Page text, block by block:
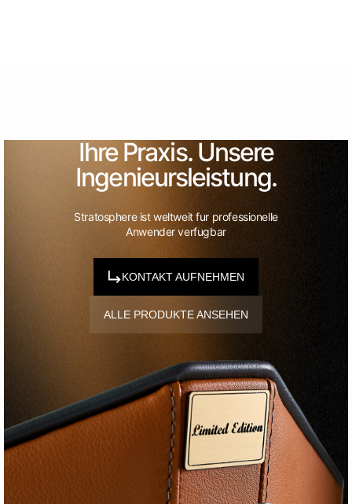
Ihre Praxis. Unsere
Ingenieursleistung.
Stratosphere ist weltweit fur professionelle
Anwender verfugbar
KONTAKT AUFNEHMEN
ALLE PRODUKTE ANSEHEN